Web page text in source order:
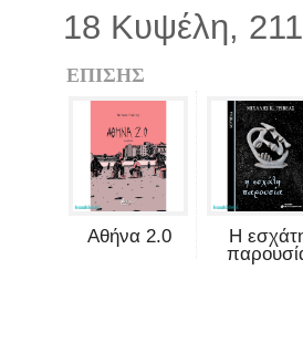
18 Κυψέλη,
ΕΠΙΣΗΣ
Αθήνα 2.0
Η